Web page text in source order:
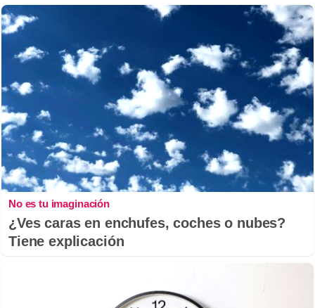
No es tu imaginación
¿Ves caras en enchufes, coches o nubes?
Tiene explicación